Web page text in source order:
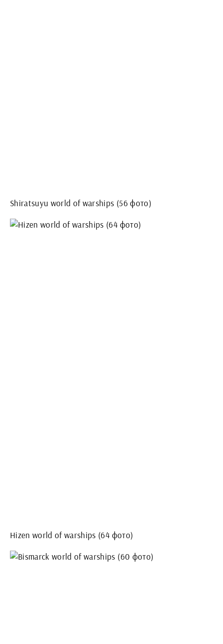
Shiratsuyu world of warships (56 фото)
Hizen world of warships (64 фото)